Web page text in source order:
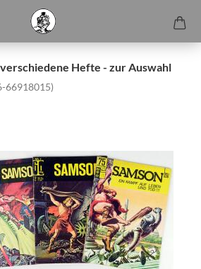
verschiedene Hefte - zur Auswahl
66918015)